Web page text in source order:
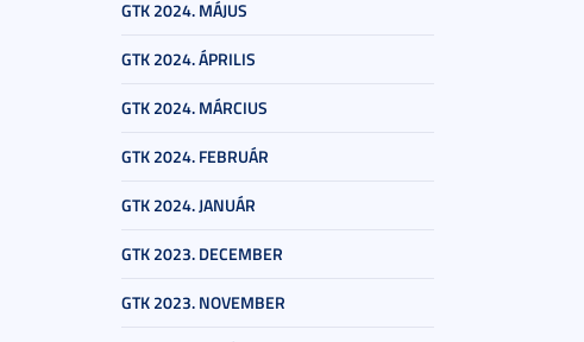
GTK 2024. MÁJUS
GTK 2024. ÁPRILIS
GTK 2024. MÁRCIUS
GTK 2024. FEBRUÁR
GTK 2024. JANUÁR
GTK 2023. DECEMBER
GTK 2023. NOVEMBER